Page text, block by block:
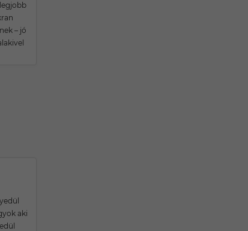
– jó
aki